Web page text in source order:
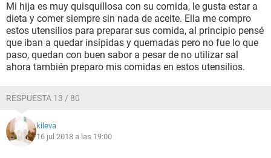
Mi hija es muy quisquillosa con su comida, le gusta estar a
dieta y comer siempre sin nada de aceite. Ella me compro
estos utensilios para preparar sus comida, al principio pensé
que iban a quedar insípidas y quemadas pero no fue lo que
paso, quedan con buen sabor a pesar de no utilizar sal
ahora también preparo mis comidas en estos utensilios.
RESPUESTA 13 / 80
kileva
16 jul 2018 a las 19:00